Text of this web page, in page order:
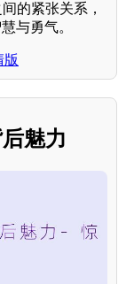
的紧张关系，
与勇气。
版
魅力